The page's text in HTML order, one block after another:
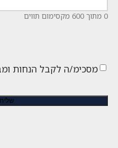
0 מתוך 600 מקסימום תווים
מסכימ/ה לקבל הנחות